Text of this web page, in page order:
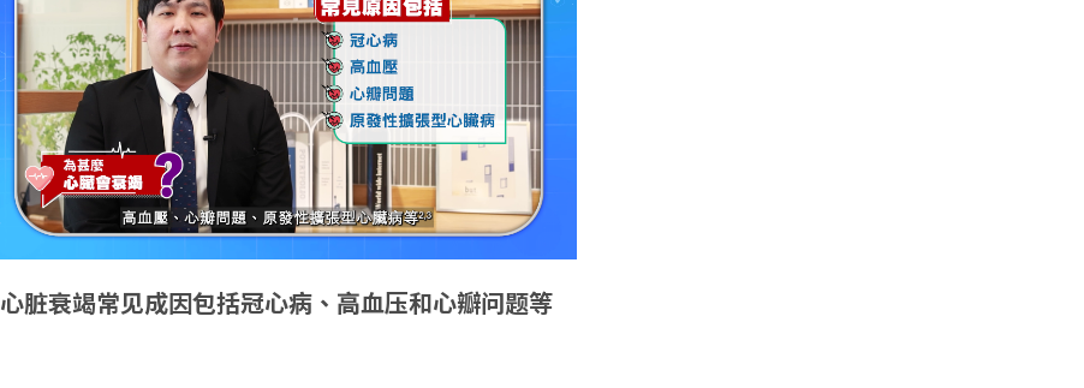
心脏衰竭常见成因包括冠心病、高血压和心瓣问题等